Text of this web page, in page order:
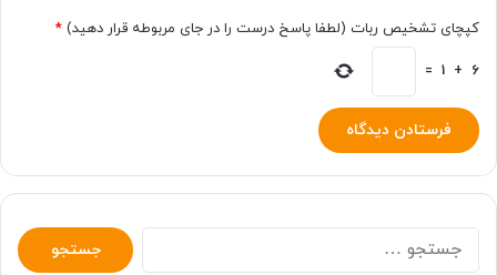
کپچای تشخیص ربات (لطفا پاسخ درست را در جای مربوطه قرار دهید) *
6
+
1
=
جستجو
برای: